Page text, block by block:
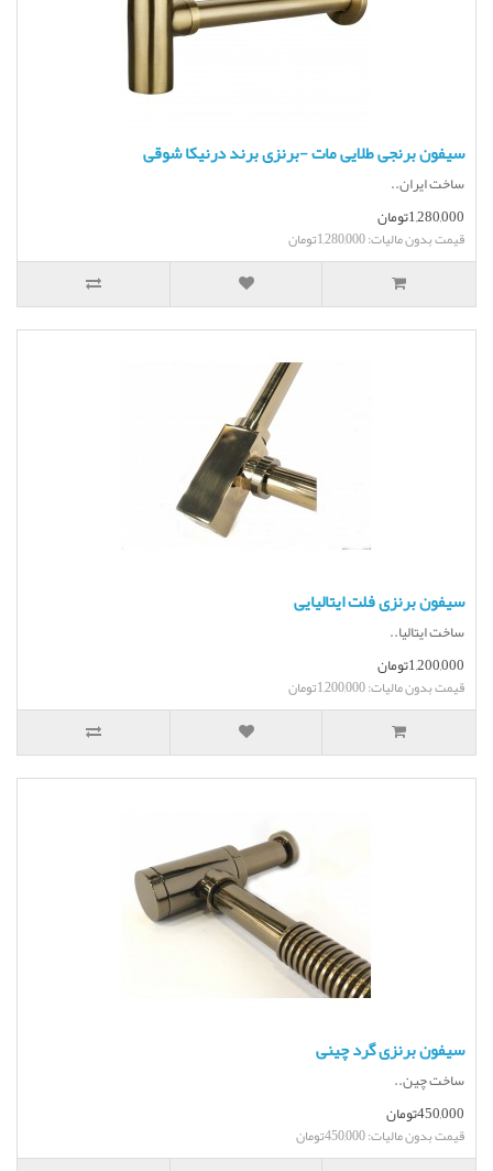
سیفون برنجی طلایی مات -برنزی برند درنیکا شوقی
ساخت ایران..
1,280,000تومان
قیمت بدون مالیات: 1,280,000تومان
سیفون برنزی فلت ایتالیایی
ساخت ایتالیا..
1,200,000تومان
قیمت بدون مالیات: 1,200,000تومان
سیفون برنزی گرد چینی
ساخت چین..
450,000تومان
قیمت بدون مالیات: 450,000تومان